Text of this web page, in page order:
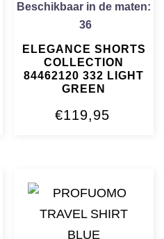
Beschikbaar in de maten:
36
ELEGANCE SHORTS
COLLECTION
84462120 332 LIGHT
GREEN
€119,95